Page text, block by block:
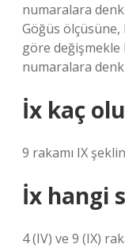
numaralara
Göğüs
göre değişmekle
numaralara
İx kaç
9 rakamı IX
İx hangi
4 (IV) ve 9 (IX)